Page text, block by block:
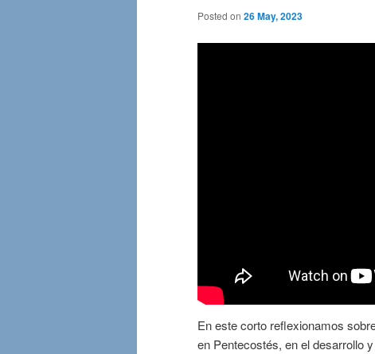
Posted on 26 May, 2023
En este corto reflexionamos
en Pentecostés, en el desarrollo